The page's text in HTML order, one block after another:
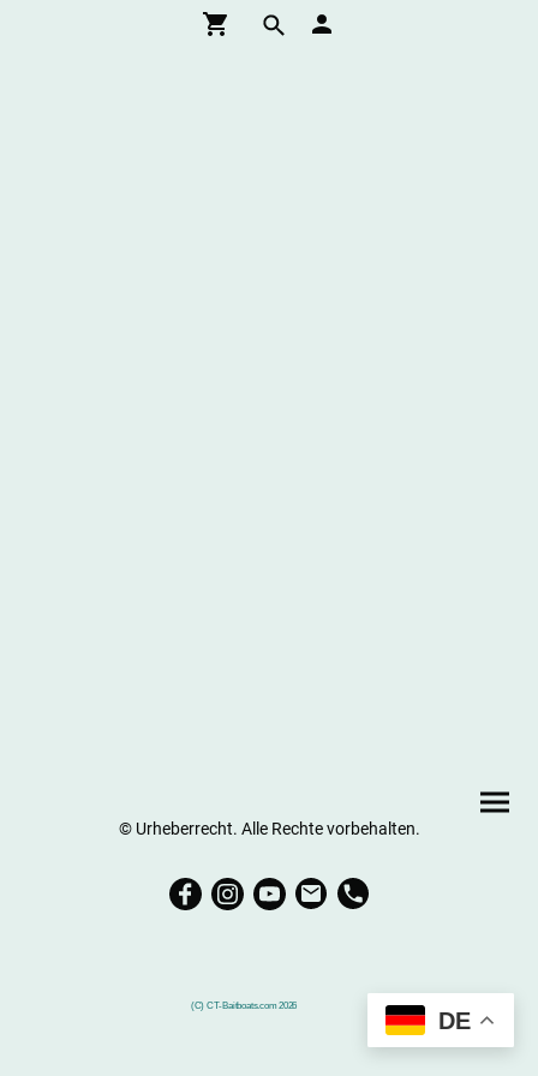
© Urheberrecht. Alle Rechte vorbehalten.
(C) CT-Baitboats.com 2026
DE